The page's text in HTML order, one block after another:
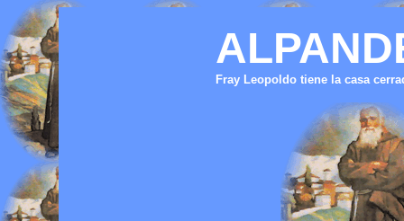
Fray Leopoldo tiene la casa